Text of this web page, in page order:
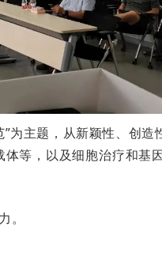
主题，从新颖性、创
等，以及细胞治疗和基
。